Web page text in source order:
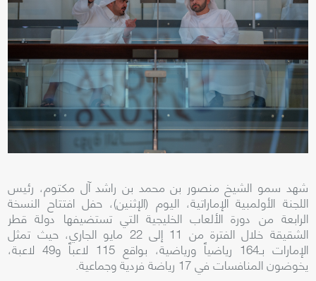
شهد سمو الشيخ منصور بن محمد بن راشد آل مكتوم، رئيس
اللجنة الأولمبية الإماراتية، اليوم (الإثنين)، حفل افتتاح النسخة
الرابعة من دورة الألعاب الخليجية التي تستضيفها دولة قطر
الشقيقة خلال الفترة من 11 إلى 22 مايو الجاري، حيث تمثل
الإمارات بـ164 رياضياً ورياضية، بواقع 115 لاعباً و49 لاعبة،
يخوضون المنافسات في 17 رياضة فردية وجماعية.